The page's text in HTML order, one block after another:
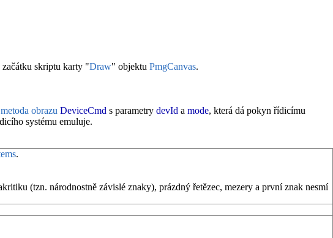
skriptu karty "Draw" objektu PmgCanvas.
metoda obrazu DeviceCmd s parametry devId a mode, která dá pokyn řídicímu
systému emuluje.
.
(tzn. národnostně závislé znaky), prázdný řetězec, mezery a první znak nesmí